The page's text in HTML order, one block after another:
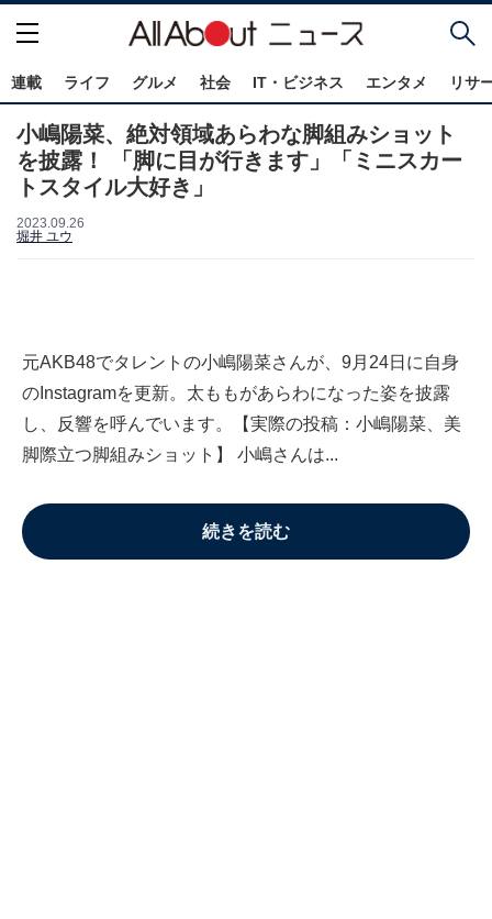
連載 ライフ グルメ 社会 IT・ビジネス エンタメ リサ
小嶋陽菜、絶対領域あらわな脚組みショット
を披露！ 「脚に目が行きます」「ミニスカー
トスタイル大好き」
2023.09.26
堀井 ユウ
元AKB48でタレントの小嶋陽菜さんが、9月24日に自身
のInstagramを更新。太ももがあらわになった姿を披露
し、反響を呼んでいます。【実際の投稿：小嶋陽菜、美
脚際立つ脚組みショット】 小嶋さんは...
続きを読む